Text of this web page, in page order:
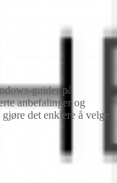
guider på
anbefalinger og
det enklere å velge